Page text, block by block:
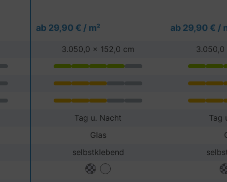
ab 29,90 € / m² ab 29,90 € /
3.050,0 x 152,0 cm
Tag u. Nacht
Tag
Glas
selbstklebend